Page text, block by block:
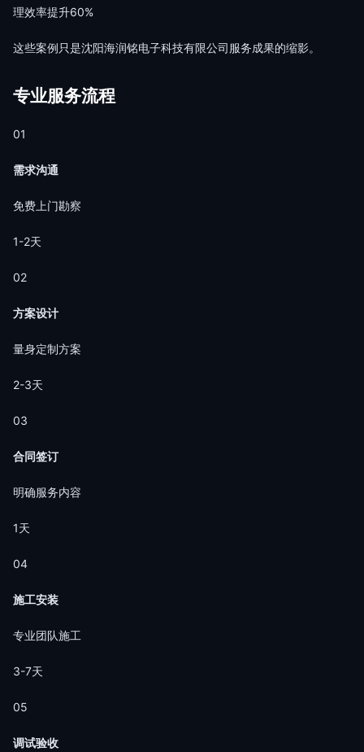
理效率提升60%
这些案例只是沈阳海润铭电子科技有限公司服务成果的缩影。
专业服务流程
01
需求沟通
免费上门勘察
1-2天
02
方案设计
量身定制方案
2-3天
03
合同签订
明确服务内容
1天
04
施工安装
专业团队施工
3-7天
05
调试验收